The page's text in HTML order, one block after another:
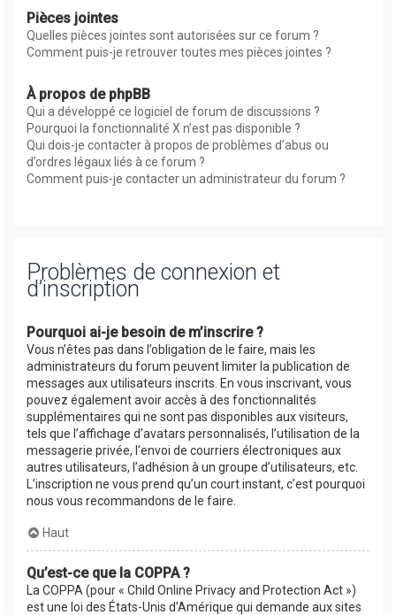
Pièces jointes
Quelles pièces jointes sont autorisées sur ce forum ?
Comment puis-je retrouver toutes mes pièces jointes ?
À propos de phpBB
Qui a développé ce logiciel de forum de discussions ?
Pourquoi la fonctionnalité X n’est pas disponible ?
Qui dois-je contacter à propos de problèmes d’abus ou
d’ordres légaux liés à ce forum ?
Comment puis-je contacter un administrateur du forum ?
Problèmes de connexion et
d’inscription
Pourquoi ai-je besoin de m’inscrire ?
Vous n’êtes pas dans l’obligation de le faire, mais les
administrateurs du forum peuvent limiter la publication de
messages aux utilisateurs inscrits. En vous inscrivant, vous
pouvez également avoir accès à des fonctionnalités
supplémentaires qui ne sont pas disponibles aux visiteurs,
tels que l’affichage d’avatars personnalisés, l’utilisation de la
messagerie privée, l’envoi de courriers électroniques aux
autres utilisateurs, l’adhésion à un groupe d’utilisateurs, etc.
L’inscription ne vous prend qu’un court instant, c’est pourquoi
nous vous recommandons de le faire.
Haut
Qu’est-ce que la COPPA ?
La COPPA (pour « Child Online Privacy and Protection Act »)
est une loi des États-Unis d’Amérique qui demande aux sites